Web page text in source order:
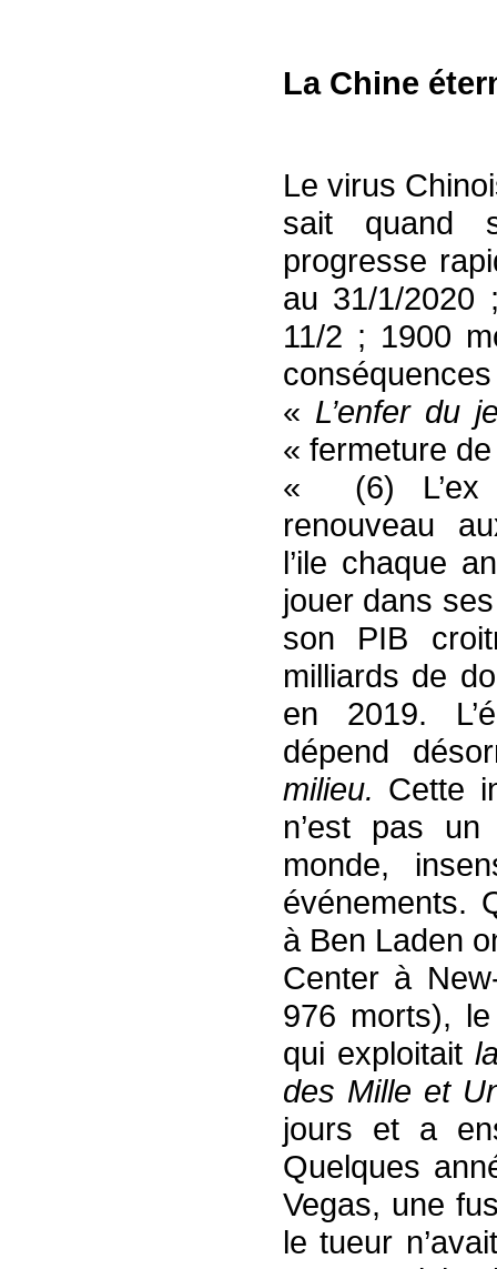
La Chine
Le virus
sait quand
progresse
au 31/1/
11/2 ; 1900
« L’enfer du
« fermeture
« (6) L’ex
renouveau
l’ile chaque
jouer dans
son PIB
milliards de
en 2019.
dépend
milieu. Cette
n’est pas
monde,
événements.
à Ben Laden
Center à
976 morts),
qui exploitait
des Mille et
jours et a
Quelques
Vegas, une
le tueur